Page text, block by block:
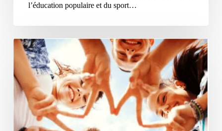
l’éducation populaire et du sport…
CCDACM
Certificat
Complémentaire
Direction
ACM
2026-
2028